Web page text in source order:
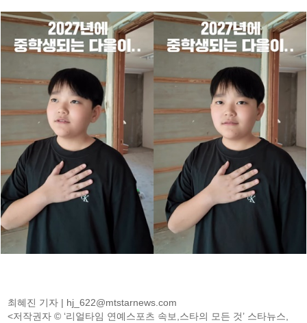
최혜진 기자 | hj_622@mtstarnews.com
<저작권자 © ‘리얼타임 연예스포츠 속보,스타의 모든 것’ 스타뉴스,